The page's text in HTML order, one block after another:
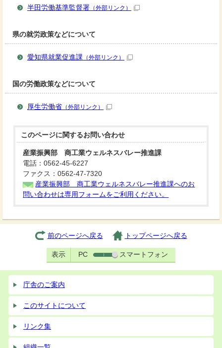
半田労働基準監督署 （外部リンク）
県の就労政策などについて
愛知県就業促進課 （外部リンク）
国の労働政策などについて
厚生労働省 （外部リンク）
このページに関するお問い合わせ
産業振興部 商工業ウェルネスバレー推進課
電話：0562-45-6227
ファクス：0562-47-7320
産業振興部 商工業ウェルネスバレー推進課へのお
問い合わせは専用フォームをご利用ください。
前のページへ戻る トップページへ戻る
表示 PC スマートフォン
庁舎のご案内
このサイトについて
リンク集